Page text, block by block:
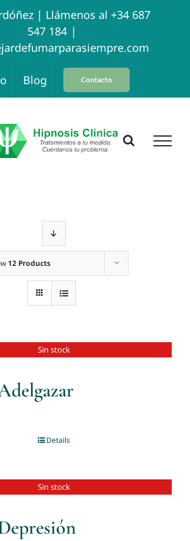
| Llámenos al +34 687
547 184 |
Blog Contacto
12 Products
Sin stock
Details
Sin stock